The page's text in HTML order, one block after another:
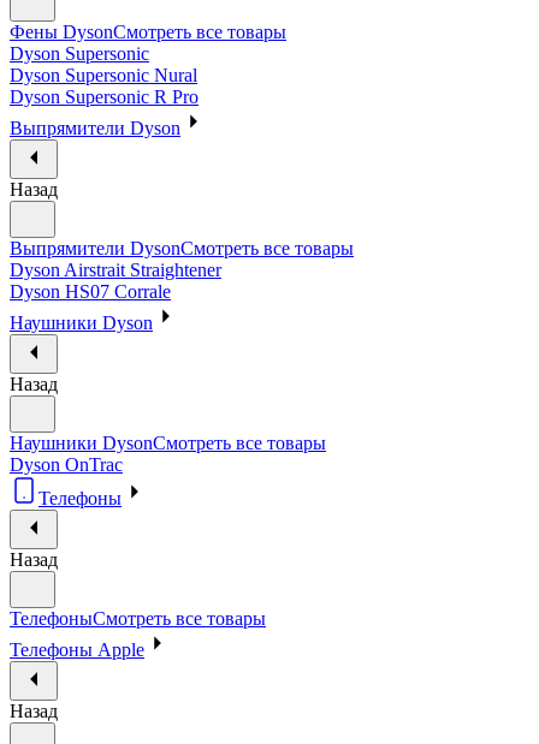
Фены DysonСмотреть все товары
Dyson Supersonic
Dyson Supersonic Nural
Dyson Supersonic R Pro
Выпрямители Dyson
Назад
Выпрямители DysonСмотреть все товары
Dyson Airstrait Straightener
Dyson HS07 Corrale
Наушники Dyson
Назад
Наушники DysonСмотреть все товары
Dyson OnTrac
Телефоны
Назад
ТелефоныСмотреть все товары
Телефоны Apple
Назад